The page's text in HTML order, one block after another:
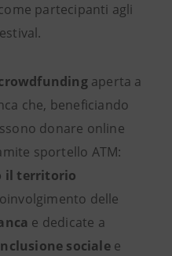
partecipanti agli
aperta a
che, beneficiando
donare online
sportello ATM:
il territorio
delle
e dedicate a
sociale e